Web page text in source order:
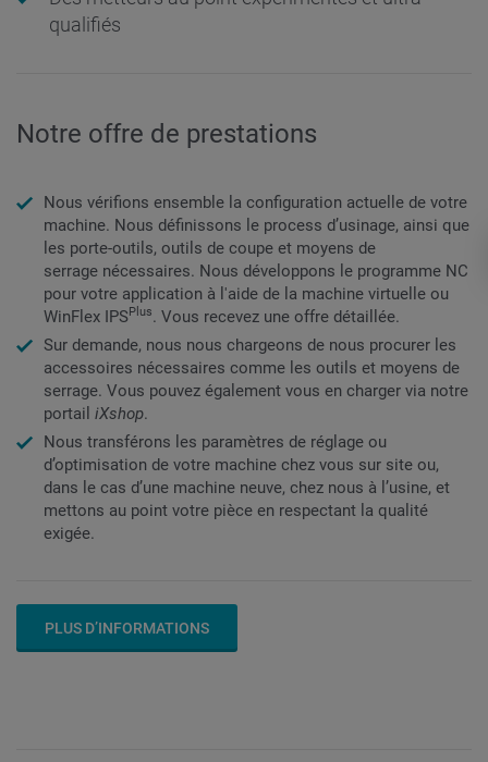
qualifiés
Notre offre de prestations
Nous vérifions ensemble la configuration actuelle de votre
machine. Nous définissons le process d’usinage, ainsi que
les porte-outils, outils de coupe et moyens de
serrage nécessaires. Nous développons le programme NC
pour votre application à l'aide de la machine virtuelle ou
WinFlex IPSPlus. Vous recevez une offre détaillée.
Sur demande, nous nous chargeons de nous procurer les
accessoires nécessaires comme les outils et moyens de
serrage. Vous pouvez également vous en charger via notre
portail iXshop.
Nous transférons les paramètres de réglage ou
d’optimisation de votre machine chez vous sur site ou,
dans le cas d’une machine neuve, chez nous à l’usine, et
mettons au point votre pièce en respectant la qualité
exigée.
PLUS D’INFORMATIONS